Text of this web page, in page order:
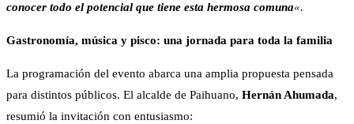
conocer todo el potencial que tiene esta hermosa comuna«.
Gastronomía, música y pisco: una jornada para toda la familia
La programación del evento abarca una amplia propuesta pensada
para distintos públicos. El alcalde de Paihuano, Hernán Ahumada,
resumió la invitación con entusiasmo: